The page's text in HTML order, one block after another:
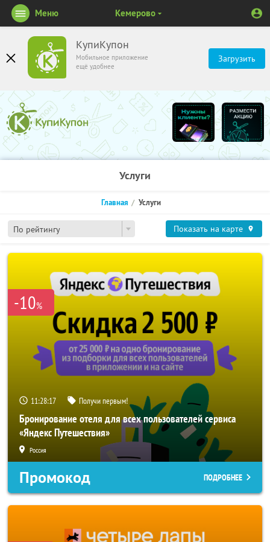
КупиКупон
Мобильное приложение
ещё удобнее
Загрузить
Меню Кемерово
Услуги
По рейтингу
Главная Услуги
Показать на карте
-10%
11:28:15 Получи первым!
Бронирование отеля для всех пользователей сервиса
«Яндекс Путешествия»
Россия
Промокод ПОДРОБНЕЕ